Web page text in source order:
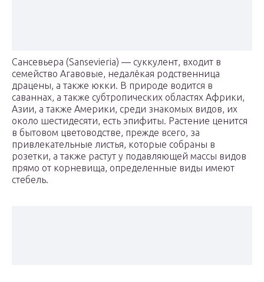
Сансевьера (San­se­vieria) — суккулент, входит в
семейство Агавовые, недалёкая родственница
драцены, а также юкки. В природе водится в
саваннах, а также субтропических областях Африки,
Азии, а также Америки, среди знакомых видов, их
около шестидесяти, есть эпифиты. Растение ценится
в бытовом цветоводстве, прежде всего, за
привлекательные листья, которые собраны в
розетки, а также растут у подавляющей массы видов
прямо от корневища, определенные виды имеют
стебель.